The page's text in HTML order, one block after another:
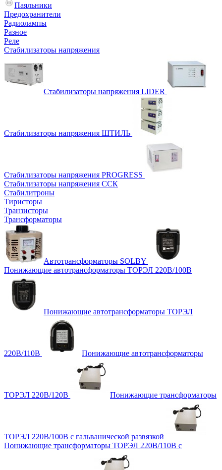
Паяльники
Предохранители
Радиолампы
Разное
Реле
Стабилизаторы напряжения
Стабилизаторы напряжения LIDER
Стабилизаторы напряжения ШТИЛЬ
Стабилизаторы напряжения PROGRESS
Стабилизаторы напряжения ССК
Стабилитроны
Тиристоры
Транзисторы
Трансформаторы
Автотрансформаторы SOLBY
Понижающие автотрансформаторы ТОРЭЛ 220В/100В
Понижающие автотрансформаторы ТОРЭЛ
220В/110В Понижающие автотрансформаторы
ТОРЭЛ 220В/120В Понижающие трансформаторы
ТОРЭЛ 220В/100В с гальванической развязкой
Понижающие трансформаторы ТОРЭЛ 220В/110В с